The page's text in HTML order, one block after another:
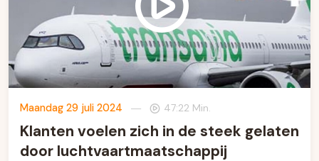
Maandag 29 juli 2024 — 47:22 Min.
Klanten voelen zich in de steek gelaten
door luchtvaartmaatschappij